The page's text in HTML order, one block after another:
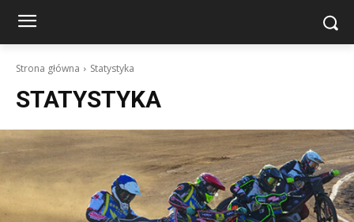
Strona główna Statystyka
STATYSTYKA